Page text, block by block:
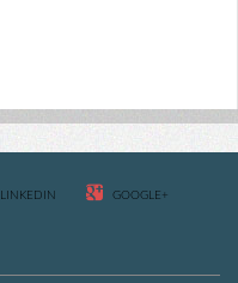
LINKEDIN GOOGLE+